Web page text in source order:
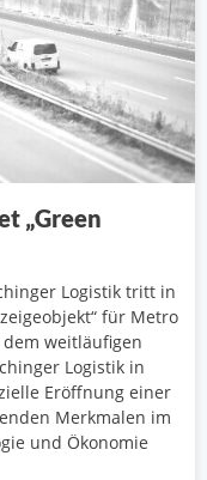
„Green
Logistik tritt in
für Metro
weitläufigen
Logistik in
Eröffnung einer
Merkmalen im
und Ökonomie